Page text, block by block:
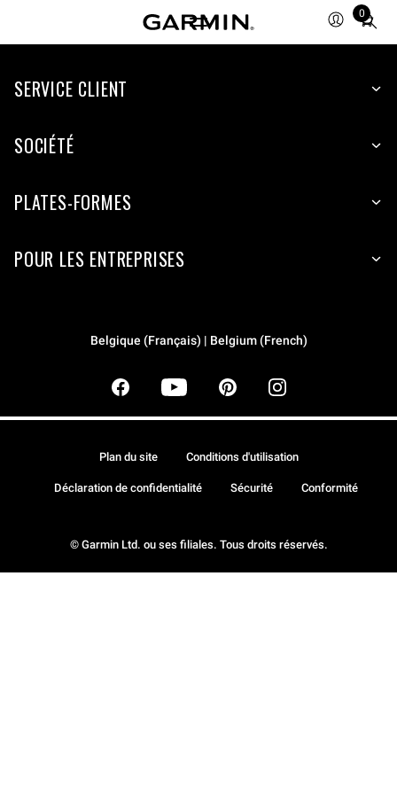
0
Total
items
cart:
SERVICE CLIENT
SOCIÉTÉ
PLATES-FORMES
POUR LES ENTREPRISES
Belgique (Français) | Belgium (French)
© Garmin Ltd. ou ses filiales. Tous droits réservés.
Plan du site Conditions d'utilisation
Déclaration de confidentialité Sécurité Conformité